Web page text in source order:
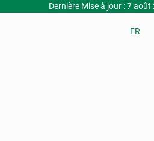
Dernière Mise à jour : 7
FR